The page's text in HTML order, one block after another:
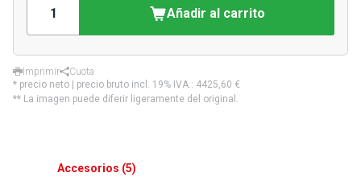
Añadir al carrito
Imprimir
Cuota
* precio neto | precio bruto incl. 19% IVA.: 4425,60 €
** La imagen puede diferir ligeramente del original.
Accesorios (5)